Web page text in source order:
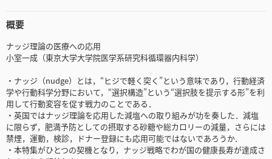
概要
ナッジ理論の医療への応用
小室一成（東京大学大学院医学系研究科循環器内科学）
・ナッジ（nudge）とは，“ヒジで軽く突く”という意味であり，行動経済
学や行動科学分野において，“選択構造”という“選択肢を提示する形”を利
用して行動変容を促す戦力のことである．
・英国ではナッジ理論を応用した減塩への取り組みが功を奏した．減塩
に限らず，肥満予防としての摂取する砂糖や総カロリーの減量，さらには
禁煙，運動，検診，ドナー登録にも応用可能ではないであろうか．
・本特集がひとつの契機となり，ナッジ戦略でわが国の健康長寿が達成さ